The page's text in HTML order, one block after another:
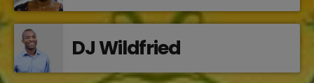
DJ Wildfried